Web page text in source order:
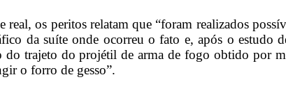
os peritos relatam que “foram realizados
da suíte onde ocorreu o fato e, após o estudo
trajeto do projétil de arma de fogo obtido por
o forro de gesso”.